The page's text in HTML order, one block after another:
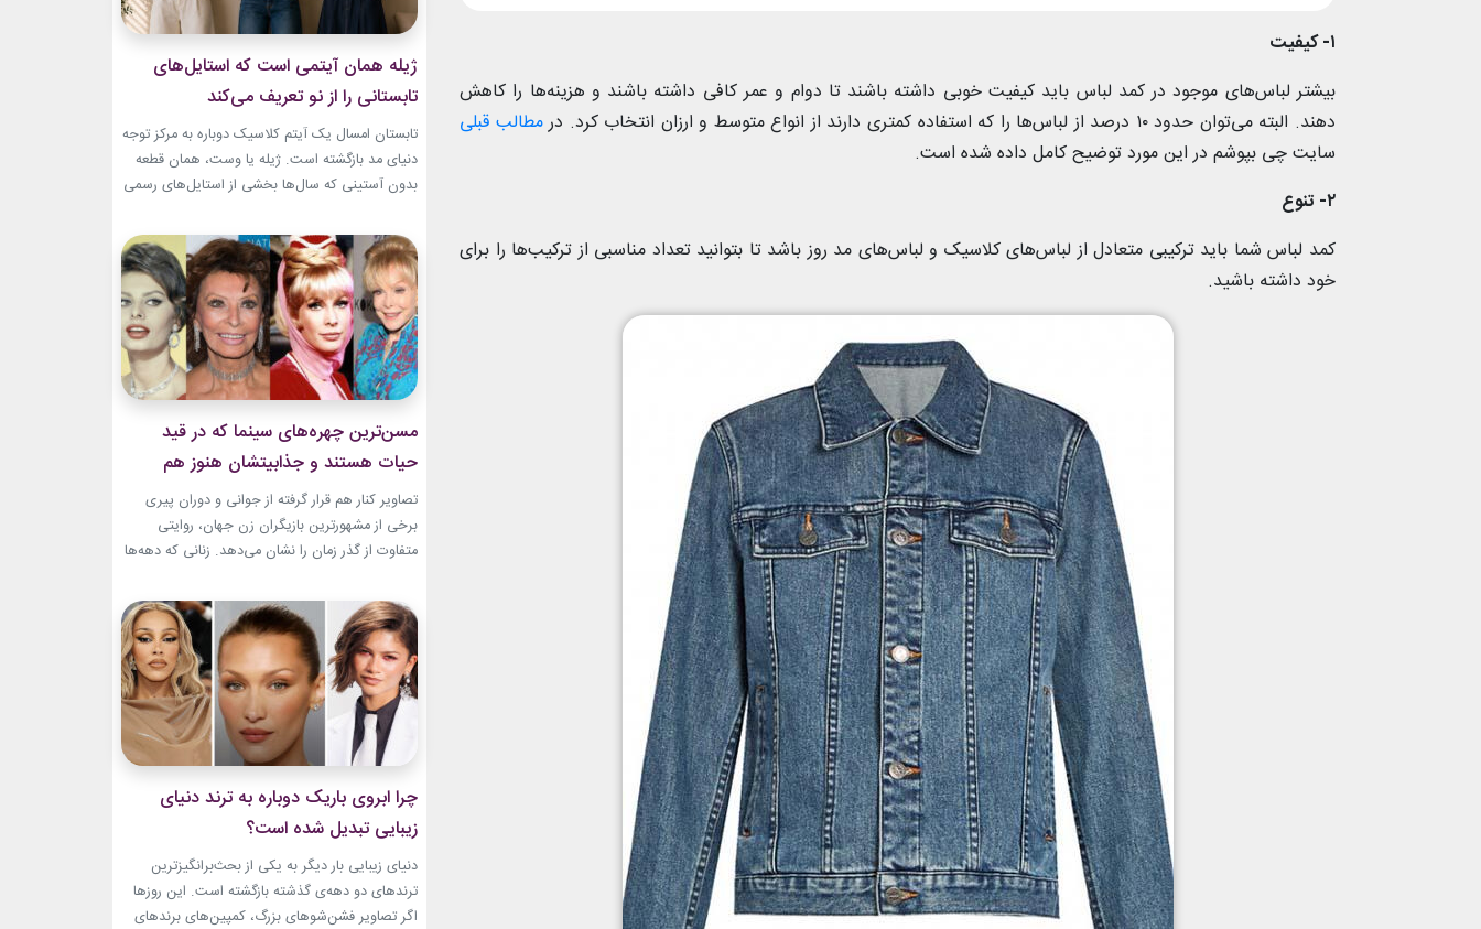
۱- کیفیت
بیشتر لباس‌های موجود در کمد لباس باید کیفیت خوبی داشته باشند تا دوام و عمر کافی داشته باشند و هزینه‌ها را کاهش
دهند. البته می‌توان حدود ۱۰ درصد از لباس‌ها را که استفاده کمتری دارند از انواع متوسط و ارزان انتخاب کرد. در
مطالب قبلی
سایت چی بپوشم در این مورد توضیح کامل داده شده است.
۲- تنوع
کمد لباس شما باید ترکیبی متعادل از لباس‌های کلاسیک و لباس‌های مد روز باشد تا بتوانید تعداد مناسبی از ترکیب‌ها را برای
خود داشته باشید.
ژیله همان آیتمی است که استایل‌های
تابستانی را از نو تعریف می‌کند
تابستان امسال یک آیتم کلاسیک دوباره به مرکز توجه
دنیای مد بازگشته است. ژیله یا وست، همان قطعه
بدون آستینی که سال‌ها بخشی از استایل‌های رسمی
روزمره شده است. استایل تابستانی با ژیله زنانه به
یکی از ترندهای محبوب فصل تبدیل شده؛ چون هم
ظاهری شیک...
مسن‌ترین چهره‌های سینما که در قید
حیات هستند و جذابیتشان هنوز هم
باقیست!
تصاویر کنار هم قرار گرفته از جوانی و دوران پیری
برخی از مشهورترین بازیگران زن جهان، روایتی
متفاوت از گذر زمان را نشان می‌دهد. زنانی که دهه‌ها
و میراث هنری خود الهام‌بخش هستند. بازیگران زن
مسن سینما ثابت کرده‌اند که جذابیت واقعی تنها به
سال‌های جوانی محدود...
چرا ابروی باریک دوباره به ترند دنیای
زیبایی تبدیل شده است؟
دنیای زیبایی بار دیگر به یکی از بحث‌برانگیزترین
ترندهای دو دهه‌ی گذشته بازگشته است. این روزها
اگر تصاویر فشن‌شوهای بزرگ، کمپین‌های برندهای